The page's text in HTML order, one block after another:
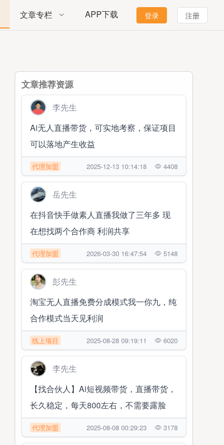
文章专栏 APP下载 登录 注册
文章推荐资源
李先生
Ai无人直播带货，可实地考察，保证项目
可以落地产生收益
代理加盟 2025-12-13 10:14:18 4408
岳先生
在抖音快手做素人直播我做了三年多 现
在想找两个合作商 利润共享
代理加盟 2026-03-30 16:47:54 5148
彭先生
淘宝无人直播免费分成模式我一你九，纯
合作模式当天见利润
线上项目 2025-08-28 09:19:11 6020
李先生
【找合伙人】Ai短视频带货，直播带货，
长久稳定，每天800左右，不需要露脸
代理加盟 2025-08-08 00:29:23 3178